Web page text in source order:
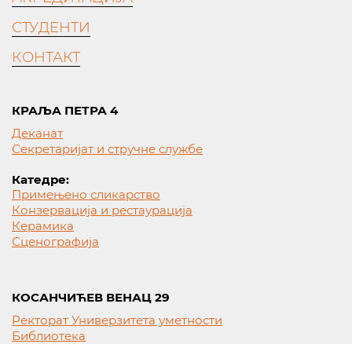
СТУДЕНТИ
КОНТАКТ
КРАЉА ПЕТРА 4
Деканат
Секретаријат и стручне службе
Катедре:
Примењено сликарство
Конзервација и рестаурација
Керамика
Сценографија
КОСАНЧИЋЕВ ВЕНАЦ 29
Ректорат Универзитета уметности
Библиотека